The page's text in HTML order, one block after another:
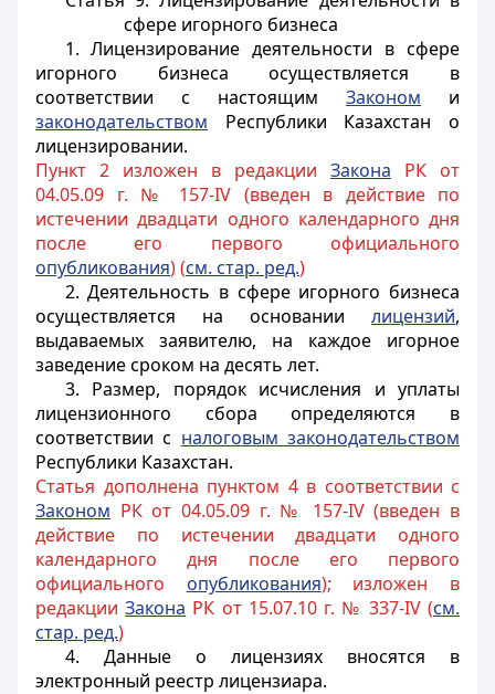
сфере игорного бизнеса
1. Лицензирование деятельности в сфере
игорного бизнеса осуществляется в
соответствии с настоящим Законом и
законодательством Республики Казахстан о
лицензировании.
Пункт 2 изложен в редакции Закона РК от
04.05.09 г. № 157-IV (введен в действие по
истечении двадцати одного календарного дня
после его первого официального
опубликования) (см. стар. ред.)
2. Деятельность в сфере игорного бизнеса
осуществляется на основании лицензий,
выдаваемых заявителю, на каждое игорное
заведение сроком на десять лет.
3. Размер, порядок исчисления и уплаты
лицензионного сбора определяются в
соответствии с налоговым законодательством
Республики Казахстан.
Статья дополнена пунктом 4 в соответствии с
Законом РК от 04.05.09 г. № 157-IV (введен в
действие по истечении двадцати одного
календарного дня после его первого
официального опубликования); изложен в
редакцииЗакона РК от 15.07.10 г. № 337-IV (см.
стар. ред.)
4. Данные о лицензиях вносятся в
электронный реестр лицензиара.